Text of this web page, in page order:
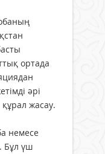
ортада
әрі
жасау.
немесе
Бұл үш